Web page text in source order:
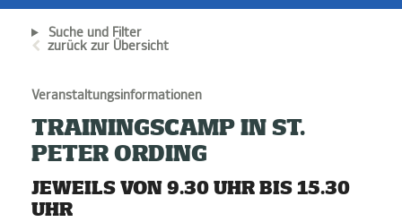
Suche und Filter
zurück zur Übersicht
Veranstaltungsinformationen
TRAININGSCAMP IN ST.
PETER ORDING
JEWEILS VON 9.30 UHR BIS 15.30
UHR